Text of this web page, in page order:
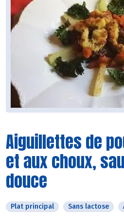
Aiguillettes de
et aux choux,
douce
Plat principal Sans lactose